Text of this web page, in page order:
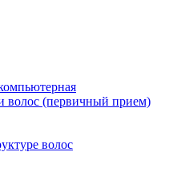
волос (первичный прием)
волос